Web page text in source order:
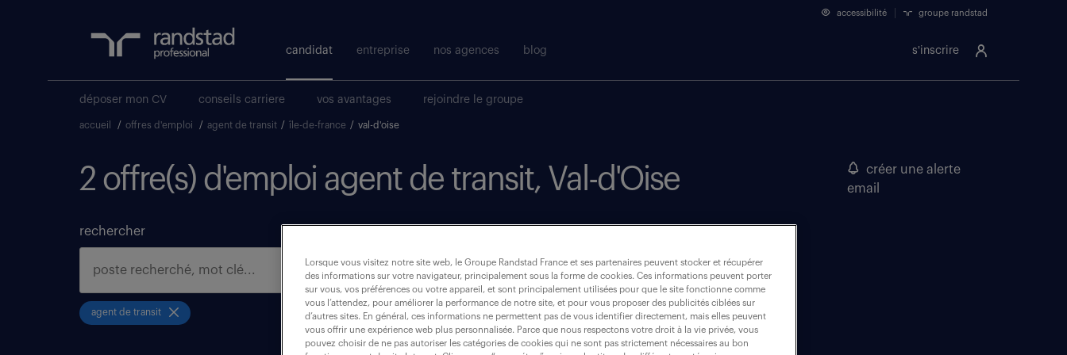
s'inscrire
accessibilité groupe randstad
candidat entreprise nos agences blog
déposer mon CV conseils carriere vos avantages rejoindre le groupe
accueil / offres d'emploi / agent de transit / île-de-france / val-d'oise
2 offre(s) d'emploi agent de transit, Val-d'Oise
créer une alerte
email
rechercher
agent de transit val-d oise (95)
CDI (2)
Lorsque vous visitez notre site web, le Groupe Randstad France et ses partenaires peuvent stocker et récupérer
des informations sur votre navigateur, principalement sous la forme de cookies. Ces informations peuvent porter
sur vous, vos préférences ou votre appareil, et sont principalement utilisées pour que le site fonctionne comme
vous l’attendez, pour améliorer la performance de notre site, et pour vous proposer des publicités ciblées sur
d’autres sites. En général, ces informations ne permettent pas de vous identifier directement, mais elles peuvent
vous offrir une expérience web plus personnalisée. Parce que nous respectons votre droit à la vie privée, vous
pouvez choisir de ne pas autoriser les catégories de cookies qui ne sont pas strictement nécessaires au bon